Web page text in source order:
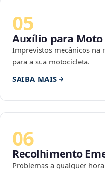
05
Auxílio para Moto
Imprevistos mecânicos na
para a sua motocicleta.
SAIBA MAIS
06
Recolhimento
Problemas a qualquer